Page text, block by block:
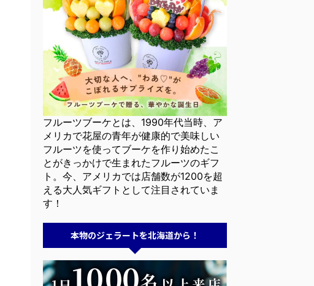
フルーツブーケとは、1990年代当時、ア
メリカで花屋の青年が健康的で美味しい
フルーツを使ってブーケを作り始めたこ
とがきっかけで生まれたフルーツのギフ
ト。今、アメリカでは店舗数が1200を超
える大人気ギフトとして注目されていま
す！
本物のジェラートを北海道から！